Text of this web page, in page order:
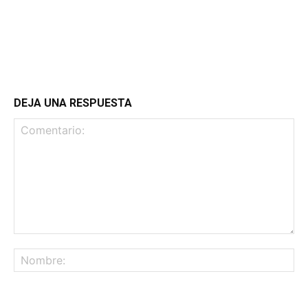
DEJA UNA RESPUESTA